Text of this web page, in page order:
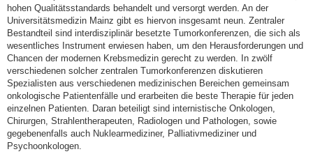
hohen Qualitätsstandards behandelt und versorgt werden. An der
Universitätsmedizin Mainz gibt es hiervon insgesamt neun. Zentraler
Bestandteil sind interdisziplinär besetzte Tumorkonferenzen, die sich als
wesentliches Instrument erwiesen haben, um den Herausforderungen und
Chancen der modernen Krebsmedizin gerecht zu werden. In zwölf
verschiedenen solcher zentralen Tumorkonferenzen diskutieren
Spezialisten aus verschiedenen medizinischen Bereichen gemeinsam
onkologische Patientenfälle und erarbeiten die beste Therapie für jeden
einzelnen Patienten. Daran beteiligt sind internistische Onkologen,
Chirurgen, Strahlentherapeuten, Radiologen und Pathologen, sowie
gegebenenfalls auch Nuklearmediziner, Palliativmediziner und
Psychoonkologen.